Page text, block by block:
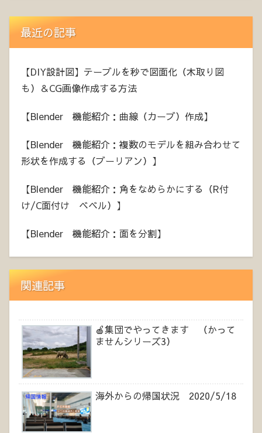
最近の記事
【DIY設計図】テーブルを秒で図面化（木取り図
も）＆CG画像作成する方法
【Blender 機能紹介：曲線（カーブ）作成】
【Blender 機能紹介：複数のモデルを組み合わせて
形状を作成する（ブーリアン）】
【Blender 機能紹介：角をなめらかにする（R付
け/C面付け ベベル）】
【Blender 機能紹介：面を分割】
関連記事
🍎集団でやってきます （かって
ませんシリーズ3）
海外からの帰国状況 2020/5/18